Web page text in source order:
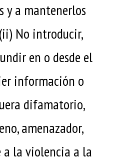
y a mantenerlos
No introducir,
en o desde el
información o
difamatorio,
amenazador,
la violencia a la